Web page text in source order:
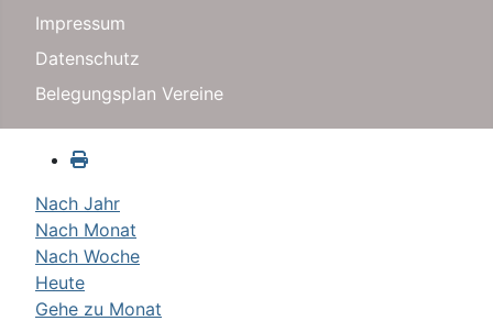
Impressum
Datenschutz
Belegungsplan Vereine
Nach Jahr
Nach Monat
Nach Woche
Heute
Gehe zu Monat